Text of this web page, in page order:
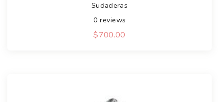
Sudaderas
0 reviews
$700.00